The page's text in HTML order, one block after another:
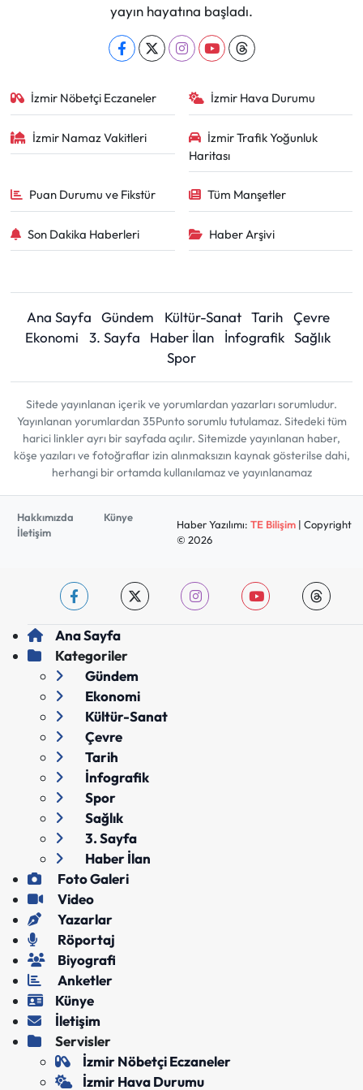
yayın hayatına başladı.
İzmir Nöbetçi Eczaneler İzmir Hava Durumu
İzmir Namaz Vakitleri
İzmir Trafik Yoğunluk
Haritası
Puan Durumu ve Fikstür Tüm Manşetler
Son Dakika Haberleri Haber Arşivi
Ana Sayfa Gündem Kültür-Sanat Tarih
Çevre
Ekonomi
3. Sayfa Haber İlan İnfografik Sağlık
Spor
Sitede yayınlanan içerik ve yorumlardan yazarları sorumludur.
Yayınlanan yorumlardan 35Punto sorumlu tutulamaz. Sitedeki tüm
harici linkler ayrı bir sayfada açılır. Sitemizde yayınlanan haber,
köşe yazıları ve fotoğraflar izin alınmaksızın kaynak gösterilse dahi,
herhangi bir ortamda kullanılamaz ve yayınlanamaz
Hakkımızda
Künye
İletişim
Haber Yazılımı: TE Bilişim| Copyright
© 2026
Ana Sayfa
Kategoriler
Gündem
Ekonomi
Kültür-Sanat
Çevre
Tarih
İnfografik
Spor
Sağlık
3. Sayfa
Haber İlan
Foto Galeri
Video
Yazarlar
Röportaj
Biyografi
Anketler
Künye
İletişim
Servisler
İzmir Nöbetçi Eczaneler
İzmir Hava Durumu